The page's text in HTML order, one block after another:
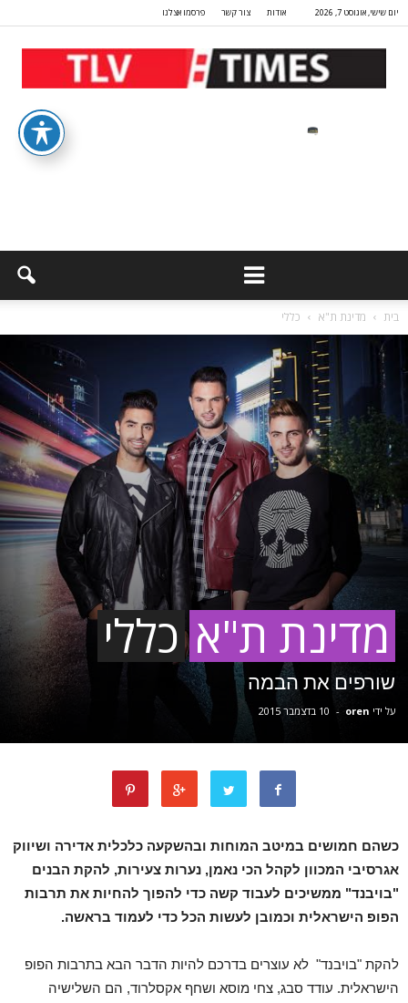
יום שישי, אוגוסט 7, 2026 אודות צור קשר פרסמו אצלנו
בית מדינת ת"א כללי
מדינת ת"א כללי
שורפים את הבמה
על ידי oren
- 10 בדצמבר 2015
כשהם חמושים במיטב המוחות ובהשקעה כלכלית אדירה ושיווק
אגרסיבי המכוון לקהל הכי נאמן, נערות צעירות, להקת הבנים
"בויבנד" ממשיכים לעבוד קשה כדי להפוך להחיות את תרבות
הפופ הישראלית וכמובן לעשות הכל כדי לעמוד בראשה.
להקת "בויבנד" לא עוצרים בדרכם להיות הדבר הבא בתרבות הפופ
הישראלית. עודד סבג, צחי מוסא ושחף אקסלרוד, הם השלישיה